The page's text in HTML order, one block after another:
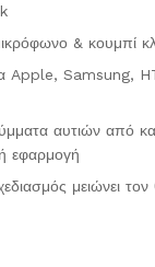
& κουμπί
Apple, Samsung,
αυτιών από
εφαρμογή
μειώνει